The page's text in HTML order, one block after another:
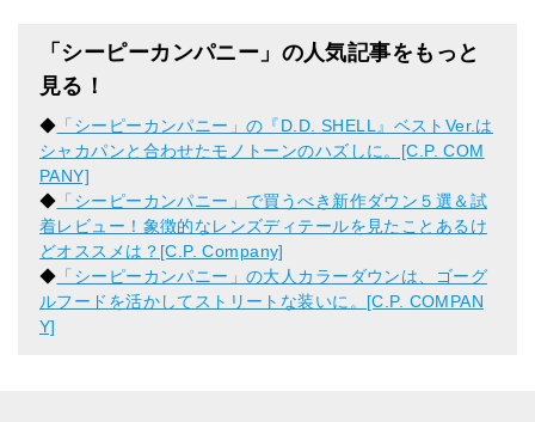
「シーピーカンパニー」の人気記事をもっと
見る！
◆ 「シーピーカンパニー」の『D.D. SHELL』ベストVer.は
シャカパンと合わせたモノトーンのハズしに。[C.P. COM
PANY]
◆ 「シーピーカンパニー」で買うべき新作ダウン５選＆試
着レビュー！象徴的なレンズディテールを見たことあるけ
どオススメは？[C.P. Company]
◆ 「シーピーカンパニー」の大人カラーダウンは、ゴーグ
ルフードを活かしてストリートな装いに。[C.P. COMPAN
Y]